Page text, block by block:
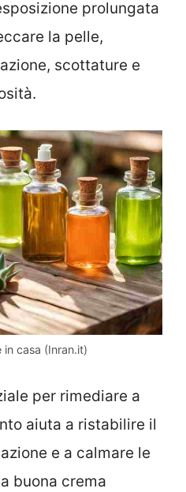
prolungata
la pelle,
scottature e
casa (Inran.it)
per rimediare a
aiuta a ristabilire il
e a calmare le
buona crema